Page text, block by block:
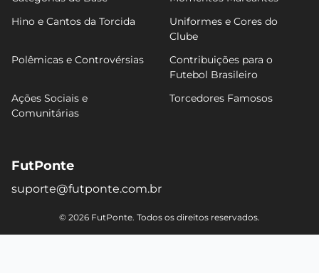
Hino e Cantos da Torcida
Uniformes e Cores do
Clube
Polêmicas e Controvérsias
Contribuições para o
Futebol Brasileiro
Ações Sociais e
Comunitárias
Torcedores Famosos
FutPonte
suporte@futponte.com.br
© 2026 FutPonte. Todos os direitos reservados.